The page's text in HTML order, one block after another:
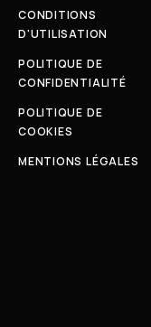
CONDITIONS
D'UTILISATION
POLITIQUE DE
CONFIDENTIALITÉ
POLITIQUE DE
COOKIES
MENTIONS LÉGALES